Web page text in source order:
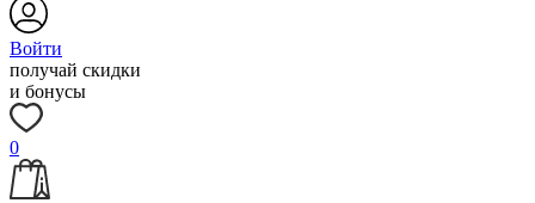
Войти
получай скидки
и бонусы
0